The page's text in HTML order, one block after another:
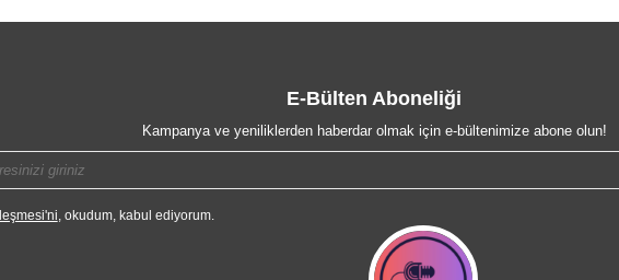
E-Bülten Aboneliği
Kampanya ve yeniliklerden haberdar olmak için e-bültenimize abone olun!
, okudum, kabul ediyorum.